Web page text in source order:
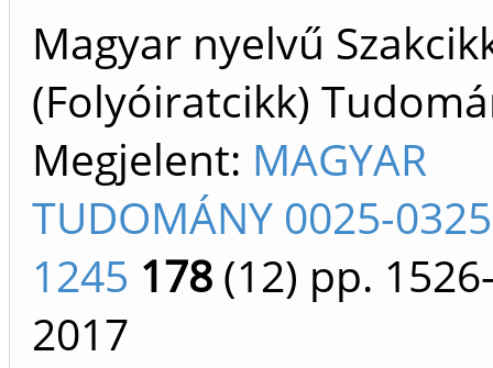
Magyar nyelvű
(Folyóiratcikk)
Megjelent: MAGYAR
TUDOMÁNY 0025-
1245 178 (12) pp.
2017